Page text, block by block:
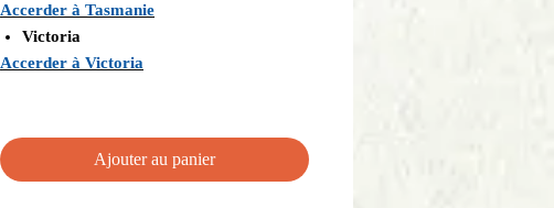
Accerder à Tasmanie
Victoria
Accerder à Victoria
Ajouter au panier